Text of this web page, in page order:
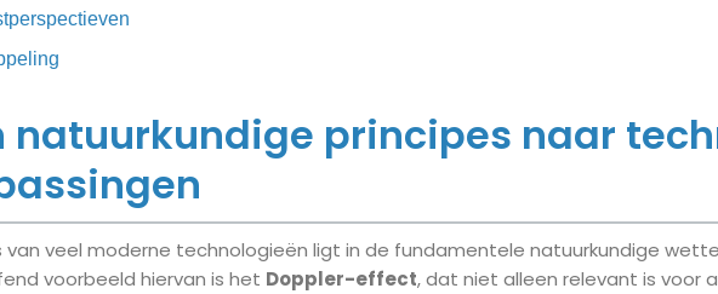
natuurkundige principes naar
van veel moderne technologieën ligt in de fundamentele natuurkundige
voorbeeld hiervan is het Doppler-effect, dat niet alleen relevant is voor